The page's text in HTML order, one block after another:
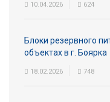
10.04.2026 624
Блоки резервного
объектах в г. Боярка
18.02.2026 748